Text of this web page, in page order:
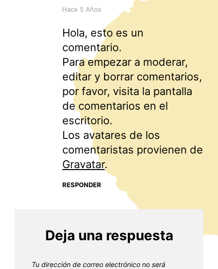
dice:
Hace 5 Años
Hola, esto es un
comentario.
Para empezar a moderar,
editar y borrar comentarios,
por favor, visita la pantalla
de comentarios en el
escritorio.
Los avatares de los
comentaristas provienen de
Gravatar.
RESPONDER
Deja una respuesta
Tu dirección de correo electrónico no será